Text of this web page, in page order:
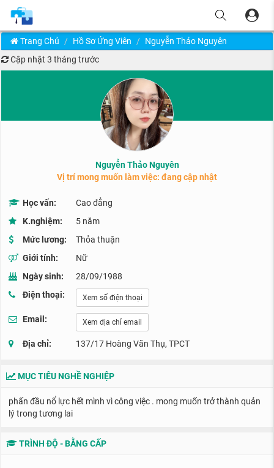
Trang Chủ Hồ Sơ Ứng Viên
Nguyễn Thảo Nguyên
Cập nhật 3 tháng trước
Nguyễn Thảo Nguyên
Vị trí mong muốn làm việc: đang cập nhật
Học vấn:
Cao đẳng
K.nghiệm:
5 năm
Mức lương:
Thỏa thuận
Giới tính:
Nữ
Ngày sinh:
28/09/1988
Điện thoại:
Xem số điện thoại
Email: Xem địa chỉ email
Địa chỉ: 137/17 Hoàng Văn Thụ, TPCT
MỤC TIÊU NGHỀ NGHIỆP
phấn đầu nổ lực hết mình vì công việc . mong muốn trở thành quản
lý trong tương lai
TRÌNH ĐỘ - BẰNG CẤP